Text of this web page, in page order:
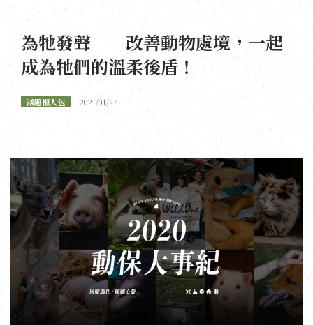
為牠發聲──改善動物處境，一起
成為牠們的溫柔後盾！
議題懶人包 2021/01/27